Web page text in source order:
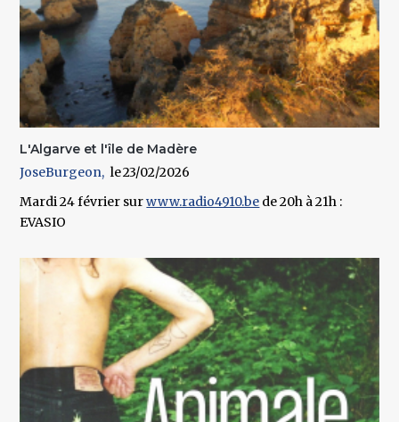
L'Algarve et l'île de Madère
JoseBurgeon
23/02/2026
Mardi 24 février surwww.radio4910.be de 20h à 21h :
EVASIO